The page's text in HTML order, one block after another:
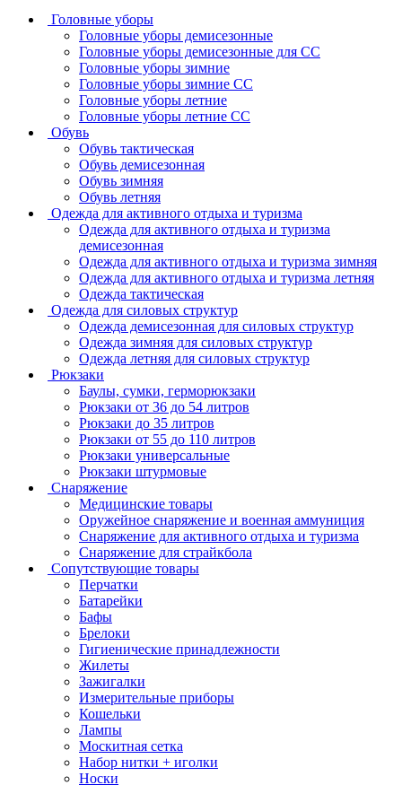
Головные уборы
Головные уборы демисезонные
Головные уборы демисезонные для СС
Головные уборы зимние
Головные уборы зимние СС
Головные уборы летние
Головные уборы летние СС
Обувь
Обувь тактическая
Обувь демисезонная
Обувь зимняя
Обувь летняя
Одежда для активного отдыха и туризма
Одежда для активного отдыха и туризма
демисезонная
Одежда для активного отдыха и туризма зимняя
Одежда для активного отдыха и туризма летняя
Одежда тактическая
Одежда для силовых структур
Одежда демисезонная для силовых структур
Одежда зимняя для силовых структур
Одежда летняя для силовых структур
Рюкзаки
Баулы, сумки, герморюкзаки
Рюкзаки от 36 до 54 литров
Рюкзаки до 35 литров
Рюкзаки от 55 до 110 литров
Рюкзаки универсальные
Рюкзаки штурмовые
Снаряжение
Медицинские товары
Оружейное снаряжение и военная аммуниция
Снаряжение для активного отдыха и туризма
Снаряжение для страйкбола
Сопутствующие товары
Перчатки
Батарейки
Бафы
Брелоки
Гигиенические принадлежности
Жилеты
Зажигалки
Измерительные приборы
Кошельки
Лампы
Москитная сетка
Набор нитки + иголки
Носки